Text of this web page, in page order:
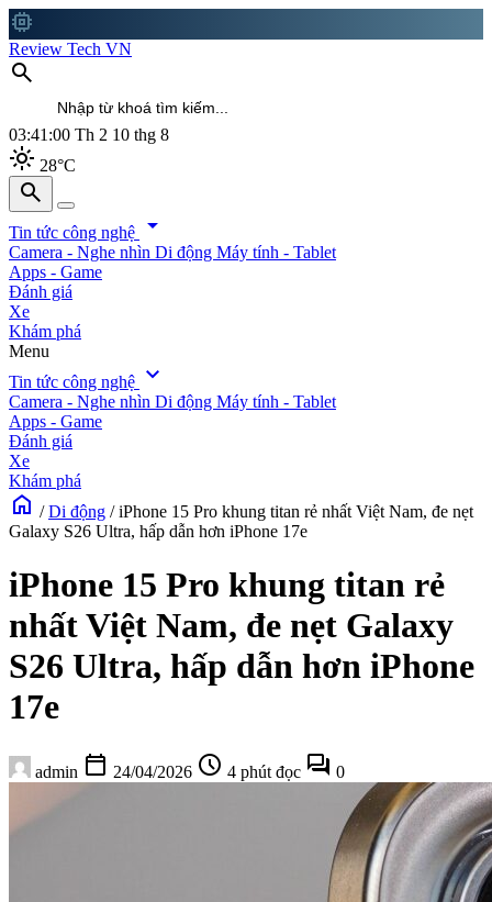
memory
Review Tech VN
search
03:41:01 Th 2 10 thg 8
light_mode 28°C
search
search
Tin tức công nghệ arrow_drop_down
Camera - Nghe nhìn Di động Máy tính - Tablet
Apps - Game
Đánh giá
Xe
Khám phá
Menu
Tin tức công nghệ expand_more
Camera - Nghe nhìn Di động Máy tính - Tablet
Apps - Game
Đánh giá
Xe
Khám phá
home / Di động / iPhone 15 Pro khung titan rẻ nhất Việt Nam, đe nẹt
Galaxy S26 Ultra, hấp dẫn hơn iPhone 17e
iPhone 15 Pro khung titan rẻ
nhất Việt Nam, đe nẹt Galaxy
S26 Ultra, hấp dẫn hơn iPhone
17e
admin calendar_today 24/04/2026 schedule 4 phút đọc forum 0